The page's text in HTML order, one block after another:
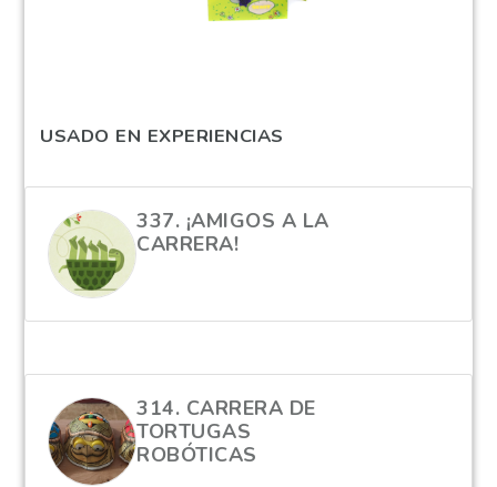
USADO EN EXPERIENCIAS
337. ¡AMIGOS A LA
CARRERA!
314. CARRERA DE
TORTUGAS
ROBÓTICAS